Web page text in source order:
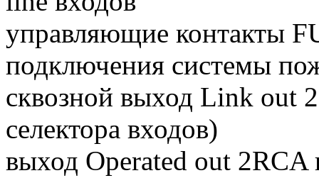
управляющие контакты
подключения системы
сквозной выход Link out
селектора входов)
выход Operated out 2RCA